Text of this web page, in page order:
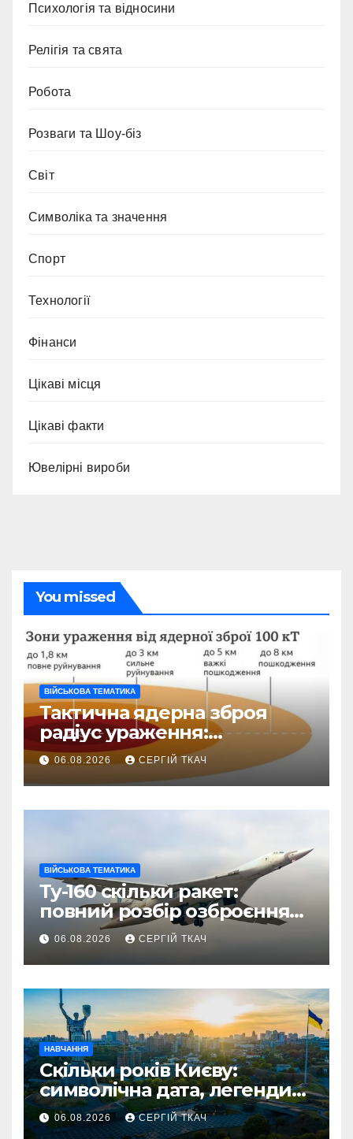
Психологія та відносини
Релігія та свята
Робота
Розваги та Шоу-біз
Світ
Символіка та значення
Спорт
Технології
Фінанси
Цікаві місця
Цікаві факти
Ювелірні вироби
You missed
ВІЙСЬКОВА ТЕМАТИКА
Тактична ядерна зброя
радіус ураження:
детальний розбір зон
знищення
06.08.2026 СЕРГІЙ ТКАЧ
ВІЙСЬКОВА ТЕМАТИКА
Ту-160 скільки ракет:
повний розбір озброєння
стратегічного
бомбардувальника
06.08.2026 СЕРГІЙ ТКАЧ
НАВЧАННЯ
Скільки років Києву:
символічна дата, легенди
та те, що кажуть історики
06.08.2026 СЕРГІЙ ТКАЧ